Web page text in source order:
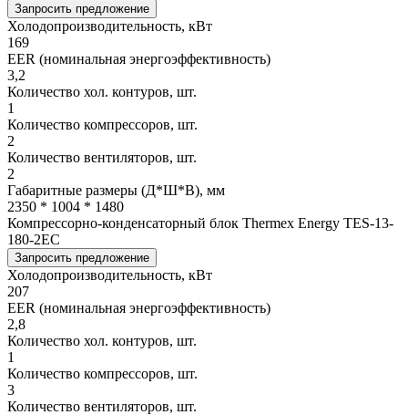
Запросить предложение
Холодопроизводительность, кВт
169
EER (номинальная энергоэффективность)
3,2
Количество хол. контуров, шт.
1
Количество компрессоров, шт.
2
Количество вентиляторов, шт.
2
Габаритные размеры (Д*Ш*В), мм
2350 * 1004 * 1480
Компрессорно-конденсаторный блок Thermex Energy TES-13-
180-2EC
Запросить предложение
Холодопроизводительность, кВт
207
EER (номинальная энергоэффективность)
2,8
Количество хол. контуров, шт.
1
Количество компрессоров, шт.
3
Количество вентиляторов, шт.